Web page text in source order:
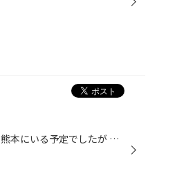
KUMAMOTO!へ行ってまいりました！ ２泊３日で３日間とも熊本にいる予定でしたが 皆さんご存知の通り大雨で ２日目は熊本から福岡へ移動し ３日目は佐賀へ移動し 雨を避けながらの旅行になりました。 熊本では黒川温泉の旅館に宿泊したのですが とてもいい旅館で感動いたしました。 書くと長くなるの...